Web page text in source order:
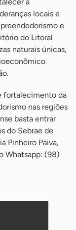
a
locais e
e
do Litoral
naturais únicas,
fortalecimento da
nas regiões
basta entrar
do Sebrae de
Pinheiro Paiva,
Whatsapp: (98)